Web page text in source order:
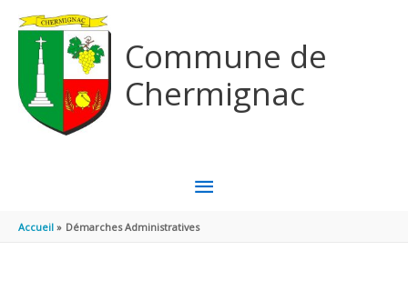
Commune de
Chermignac
MENU
PRINCIPAL
Accueil Démarches Administratives